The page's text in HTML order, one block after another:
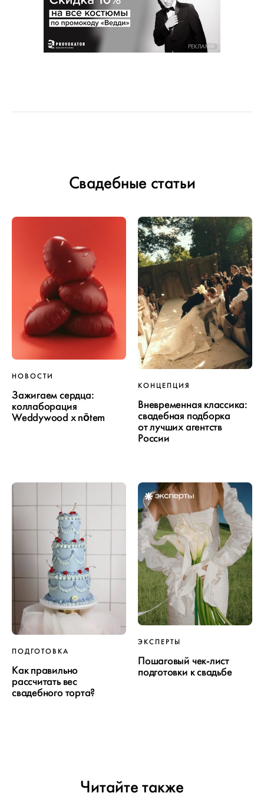
РЕКЛАМА
Свадебные статьи
НОВОСТИ
Зажигаем сердца:
коллаборация
Weddywood x nōtem
КОНЦЕПЦИЯ
Вневременная классика:
свадебная подборка
от лучших агентств
России
ПОДГОТОВКА
Как правильно
рассчитать вес
свадебного торта?
ЭКСПЕРТЫ
Пошаговый чек-лист
подготовки к свадьбе
Читайте также